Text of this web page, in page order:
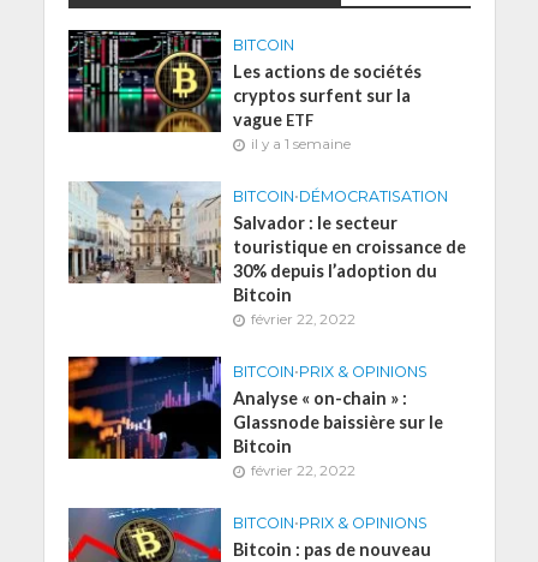
BITCOIN
Les actions de sociétés
cryptos surfent sur la
vague ETF
il y a 1 semaine
BITCOIN•DÉMOCRATISATION
Salvador : le secteur
touristique en croissance de
30% depuis l’adoption du
Bitcoin
février 22, 2022
BITCOIN•PRIX & OPINIONS
Analyse « on-chain » :
Glassnode baissière sur le
Bitcoin
février 22, 2022
BITCOIN•PRIX & OPINIONS
Bitcoin : pas de nouveau